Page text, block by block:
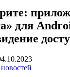
для